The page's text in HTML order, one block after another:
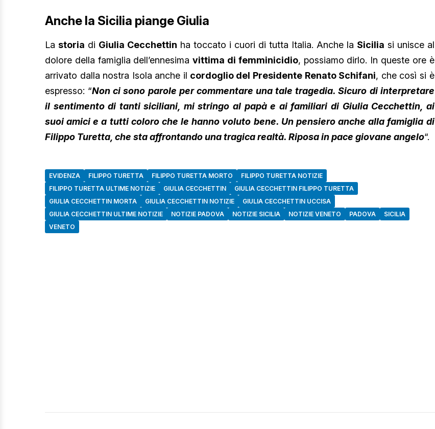
Anche la Sicilia piange Giulia
La storia di Giulia Cecchettin ha toccato i cuori di tutta Italia. Anche la Sicilia si unisce al
dolore della famiglia dell’ennesimavittima di femminicidio, possiamo dirlo. In queste ore è
arrivato dalla nostra Isola anche il cordoglio del Presidente Renato Schifani, che così si è
espresso: “Non ci sono parole per commentare una tale tragedia. Sicuro di interpretare
il sentimento di tanti siciliani, mi stringo al papà e ai familiari di Giulia Cecchettin, ai
suoi amici e a tutti coloro che le hanno voluto bene. Un pensiero anche alla famiglia di
Filippo Turetta, che sta affrontando una tragica realtà. Riposa in pace giovane angelo“.
EVIDENZA FILIPPO TURETTA FILIPPO TURETTA MORTO
FILIPPO TURETTA NOTIZIE
FILIPPO TURETTA ULTIME NOTIZIE
GIULIA CECCHETTIN
GIULIA CECCHETTIN FILIPPO TURETTA
GIULIA CECCHETTIN MORTA
GIULIA CECCHETTIN NOTIZIE
GIULIA CECCHETTIN UCCISA
GIULIA CECCHETTIN ULTIME NOTIZIE
NOTIZIE PADOVA NOTIZIE SICILIA NOTIZIE VENETO PADOVA
SICILIA
VENETO